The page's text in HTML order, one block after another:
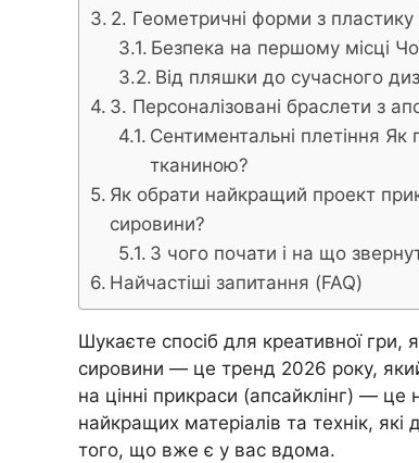
2. Геометричні форми з пластику
Безпека на першому місці
Від пляшки до сучасного
3. Персоналізовані браслети з
Сентиментальні плетіння Як
тканиною?
Як обрати найкращий проект
сировини?
З чого почати і на що
Найчастіші запитання (FAQ)
Шукаєте спосіб для креативної гри,
сировини — це тренд 2026 року,
на цінні прикраси (апсайклінг) —
найкращих матеріалів та технік,
того, що вже є у вас вдома.